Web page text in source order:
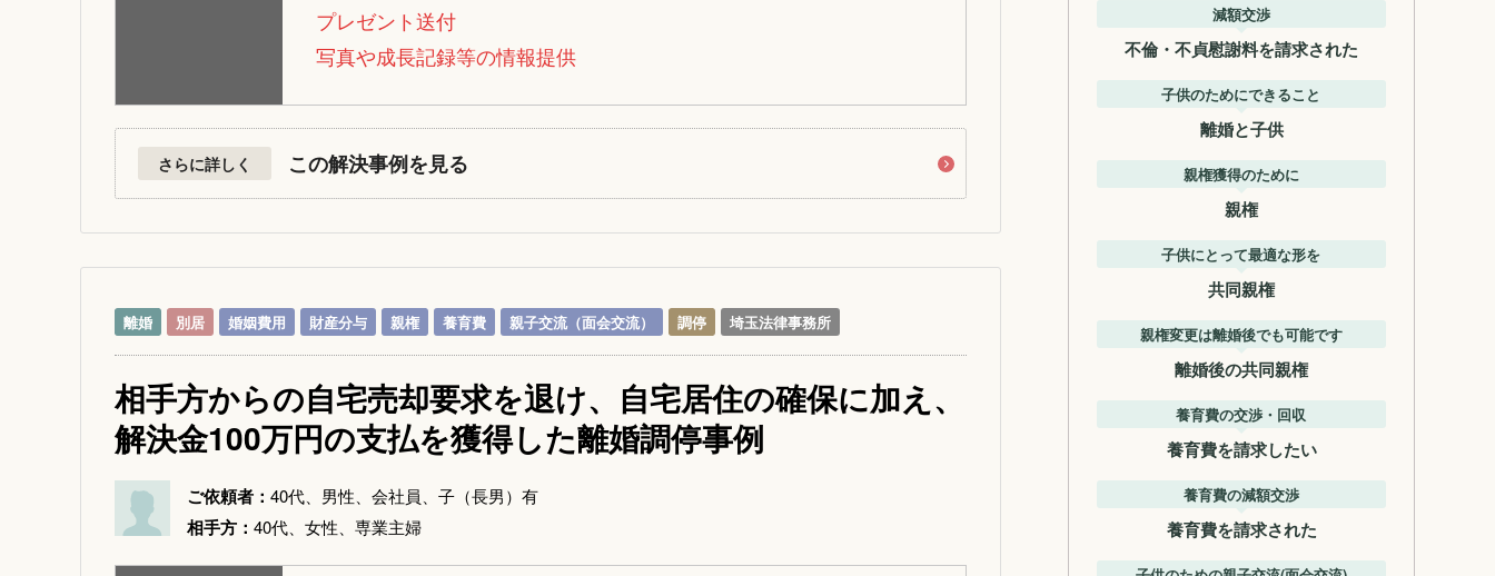
プレゼント送付
写真や成長記録等の情報提供
さらに詳しく この解決事例を見る
離婚 別居 婚姻費用 財産分与 親権 養育費 親子交流（面会交流） 調停 埼玉法律事務所
相手方からの自宅売却要求を退け、自宅居住の確保に加え、
解決金100万円の支払を獲得した離婚調停事例
ご依頼者： 40代、男性、会社員、子（長男）有
相手方： 40代、女性、専業主婦
減額交渉
不倫・不貞慰謝料を請求された
子供のためにできること
離婚と子供
親権獲得のために
親権
子供にとって最適な形を
共同親権
親権変更は離婚後でも可能です
離婚後の共同親権
養育費の交渉・回収
養育費を請求したい
養育費の減額交渉
養育費を請求された